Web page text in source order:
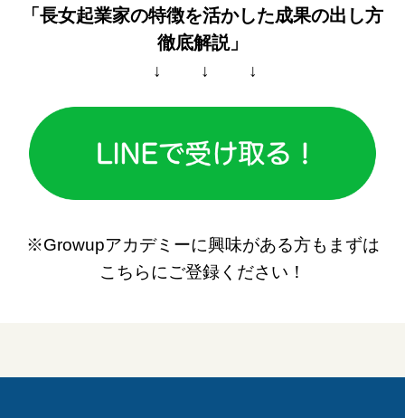
「長女起業家の特徴を活かした成果の出し方
徹底解説」
↓ ↓ ↓
※Growupアカデミーに興味がある方もまずは
こちらにご登録ください！